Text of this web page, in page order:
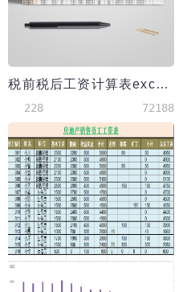
税前税后工资计算表excel模板
228 72188